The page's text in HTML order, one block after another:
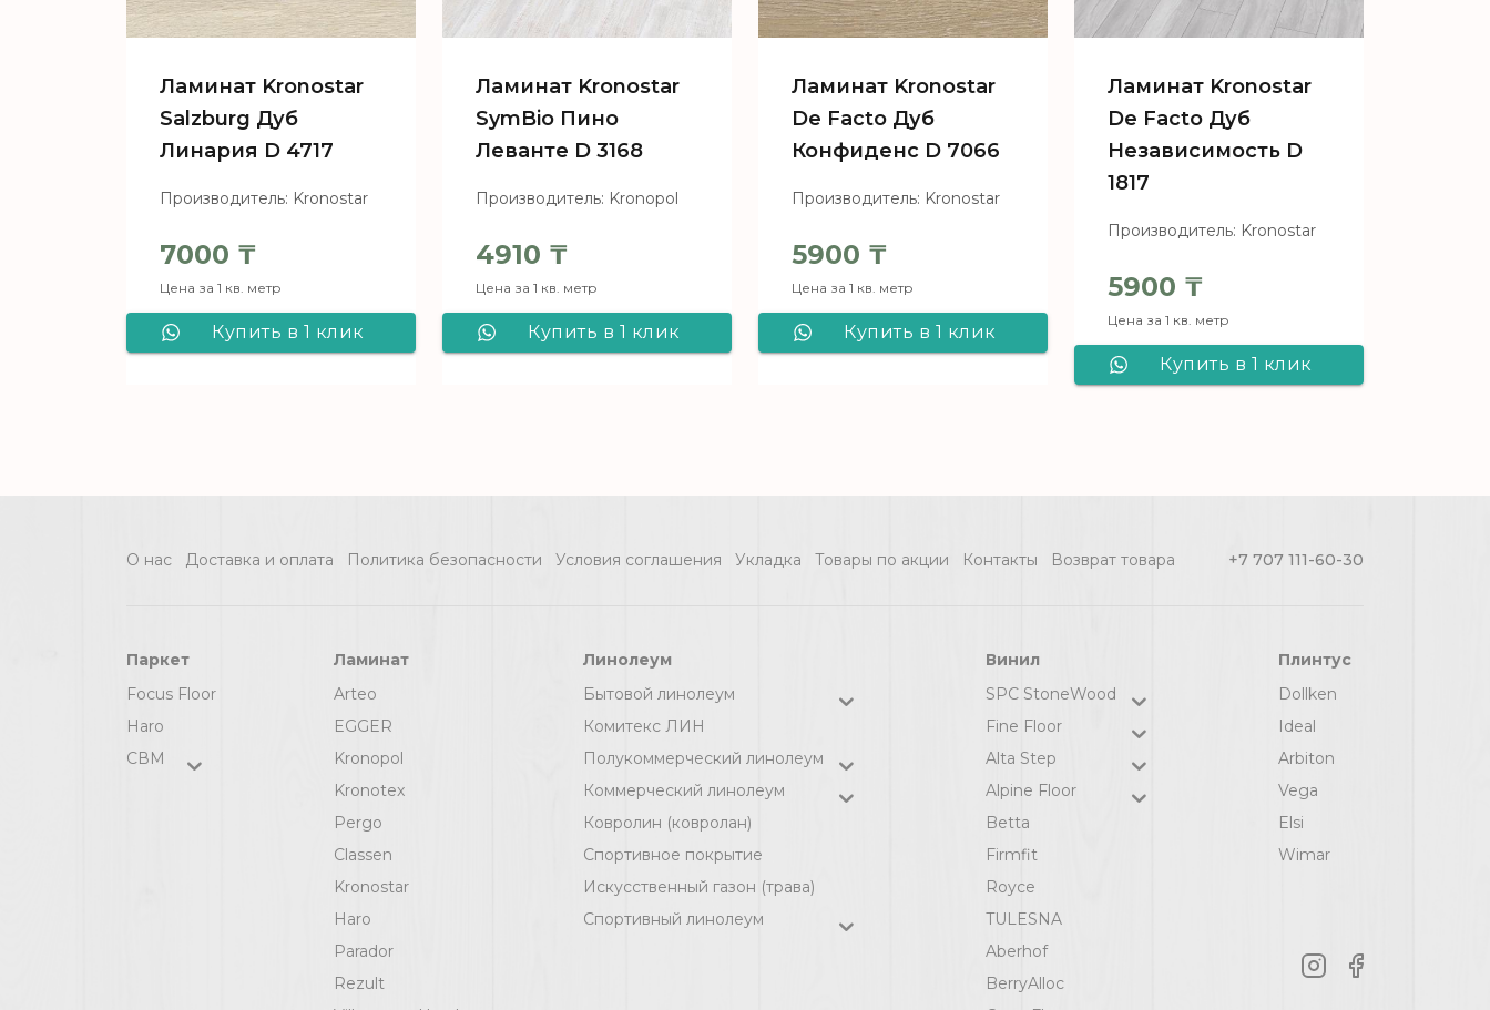
Ламинат Kronostar
Salzburg Дуб
Линария D 4717
Производитель: Kronostar
7000 ₸
Цена за 1 кв. метр
Купить в 1 клик
Ламинат Kronostar
SymBio Пино
Леванте D 3168
Производитель: Kronopol
4910 ₸
Цена за 1 кв. метр
Купить в 1 клик
Ламинат Kronostar
De Facto Дуб
Конфиденс D 7066
Производитель: Kronostar
5900 ₸
Цена за 1 кв. метр
Купить в 1 клик
Ламинат Kronostar
De Facto Дуб
Независимость D
1817
Производитель: Kronostar
5900 ₸
Цена за 1 кв. метр
Купить в 1 клик
О нас Доставка и оплата Политика безопасности Условия соглашения Укладка Товары по акции Контакты Возврат товара +7 707 111-60-30
Паркет
Focus Floor
Haro
СВМ
Ламинат
Arteo
EGGER
Kronopol
Kronotex
Pergo
Classen
Kronostar
Haro
Parador
Rezult
Линолеум
Бытовой линолеум
Комитекс ЛИН
Полукоммерческий линолеум
Коммерческий линолеум
Ковролин (ковролан)
Спортивное покрытие
Искусственный газон (трава)
Спортивный линолеум
Винил
SPC StoneWood
Fine Floor
Alta Step
Alpine Floor
Betta
Firmfit
Royce
TULESNA
Aberhof
BerryAlloc
Плинтус
Dollken
Ideal
Arbiton
Vega
Elsi
Wimar